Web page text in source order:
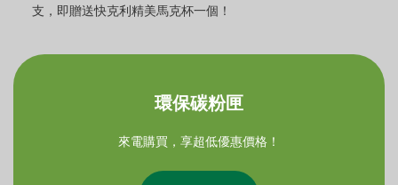
支，即贈送快克利精美馬克杯一個！
環保碳粉匣
來電購買，享超低優惠價格！